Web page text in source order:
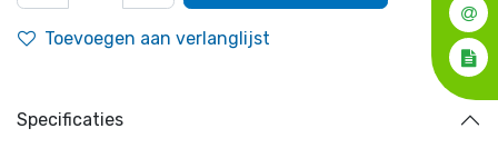
Toevoegen aan verlanglijst
Specificaties